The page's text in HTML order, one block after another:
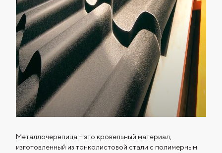
Металлочерепица – это кровельный материал,
изготовленный из тонколистовой стали с полимерным